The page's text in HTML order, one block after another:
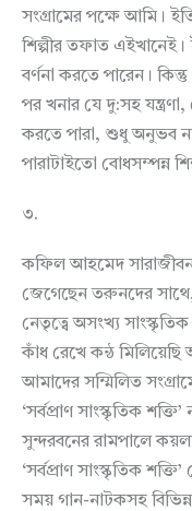
সংগ্রামের পক্ষে আমি।
শিল্পীর তফাত
বর্ণনা করতে পারেন।
পর খনার যে দু:সহ
করতে পারা, শুধু অনুভব
পারাটাইতো বোধসম্পন্ন
৩.
কফিল আহমেদ
জেগেছেন তরুনদের
নেতৃত্বে অসংখ্য
কাঁধ রেখে কন্ঠ
আমাদের সম্মিলিত
‘সর্বপ্রাণ সাংস্কৃতিক
সুন্দরবনের রামপালে কয়লা
‘সর্বপ্রাণ সাংস্কৃতিক
সময় গান-নাটকসহ